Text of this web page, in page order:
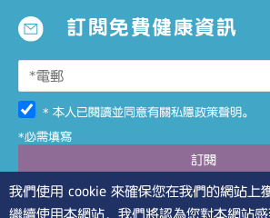
我們使用 cookie 來確保您在我們的網站上
繼續使用本網站，我們將認為您對本網站感
訂閱免費健康資訊
* 本人已閱讀並同意有關私隱政策聲明。
*必需填寫